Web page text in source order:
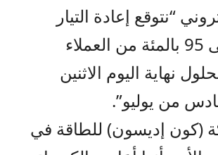
“نتوقع إعادة التيار
الكهربائي إلى 95 بالمئة من العملاء
نهاية اليوم الاثنين
من يوليو”.
(كون إديسون) للطاقة في